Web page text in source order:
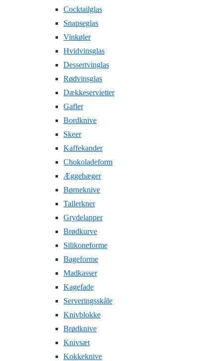
Cocktailglas
Snapseglas
Vinkøler
Hvidvinsglas
Dessertvinglas
Rødvinsglas
Dækkeservietter
Gafler
Bordknive
Skeer
Kaffekander
Chokoladeform
Æggebæger
Børneknive
Tallerkner
Grydelapper
Brødkurve
Silikoneforme
Bageforme
Madkasser
Kagefade
Serveringsskåle
Knivblokke
Brødknive
Knivsæt
Kokkeknive